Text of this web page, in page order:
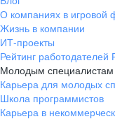
О компаниях в игровой
Жизнь в компании
ИТ-проекты
Рейтинг работодателей
Молодым специалистам
Карьера для молодых
Школа программистов
Карьера в